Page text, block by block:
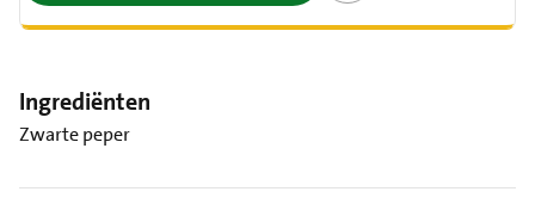
Ingrediënten
Zwarte peper